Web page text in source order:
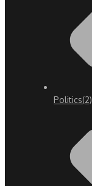
Politics(2)